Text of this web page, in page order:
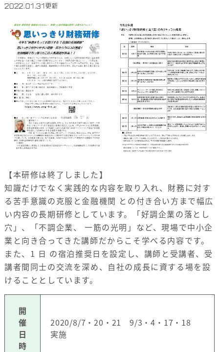
2022.01.31更新
【本研修は終了しました】
知識だけでなく実践的な内容を取り入れ、財務に対す
る苦手意識の克服と金融機関 との付き合い方まで幅広
い内容の長期研修としています。「好調企業の落とし
穴」、「不調企業、 一筋の光明」など、現場で中小企
業と向き合ってきた講師だからこそ学べる内容です。
また、1 日 の宿泊推奨日を設定し、講師と受講者、受
講者間同士の交流を深め、自社の成長に資する場を設
けることとしています。
開
催
日
時
2020/8/7・20・21 9/3・4・17・18
実施